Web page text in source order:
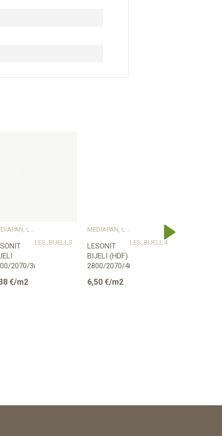
MEDIAPAN, LESONIT I IZOPLAT
LES_BIJELI_3
2070/3mm
€/m2
MEDIAPAN, LESONIT I IZOPLAT
LES_BIJELI_4
LESONIT
BIJELI (HDF)
2800/2070/4mm
6,50 €/m2